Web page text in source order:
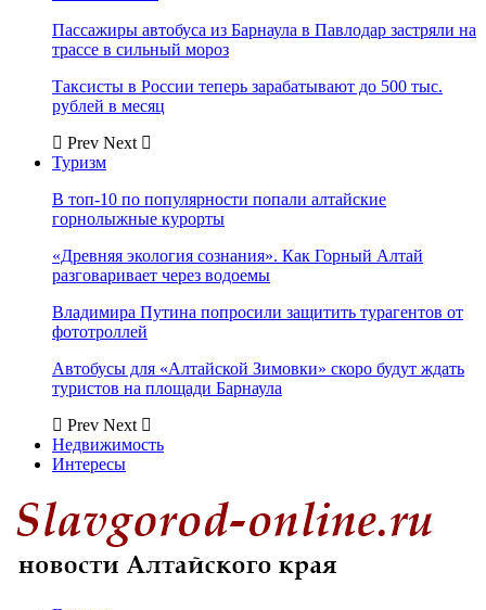
Пассажиры автобуса из Барнаула в Павлодар застряли на
трассе в сильный мороз
Таксисты в России теперь зарабатывают до 500 тыс.
рублей в месяц
Prev Next
Туризм
В топ-10 по популярности попали алтайские
горнолыжные курорты
«Древняя экология сознания». Как Горный Алтай
разговаривает через водоемы
Владимира Путина попросили защитить турагентов от
фототроллей
Автобусы для «Алтайской Зимовки» скоро будут ждать
туристов на площади Барнаула
Prev Next
Недвижимость
Интересы